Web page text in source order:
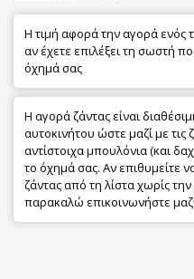
Η τιμή αφορά την αγορά ενός
αν έχετε επιλέξει τη σωστή
όχημά σας
Η αγορά ζάντας είναι
αυτοκινήτου ώστε μαζί με τις
αντίστοιχα μπουλόνια (και
το όχημά σας. Αν επιθυμείτε
ζάντας από τη λίστα χωρίς
παρακαλώ επικοινωνήστε